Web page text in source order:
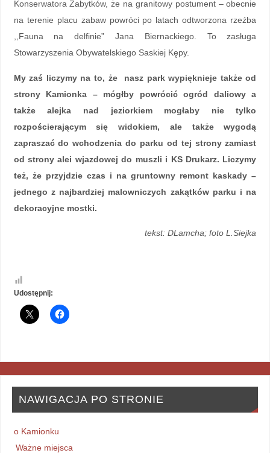
Konserwatora Zabytków, że na granitowy postument – obecnie
na terenie placu zabaw powróci po latach odtworzona rzeźba
,,Fauna na delfinie” Jana Biernackiego. To zasługa
Stowarzyszenia Obywatelskiego Saskiej Kępy.
My zaś liczymy na to, że nasz park wypięknieje także od
strony Kamionka – mógłby powrócić ogród daliowy a
także alejka nad jeziorkiem mogłaby nie tylko
rozpościerającym się widokiem, ale także wygodą
zapraszać do wchodzenia do parku od tej strony zamiast
od strony alei wjazdowej do muszli i KS Drukarz. Liczymy
też, że przyjdzie czas i na gruntowny remont kaskady –
jednego z najbardziej malowniczych zakątków parku i na
dekoracyjne mostki.
tekst: DLamcha; foto L.Siejka
Udostępnij:
NAWIGACJA PO STRONIE
o Kamionku
Ważne miejsca